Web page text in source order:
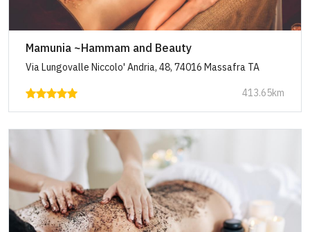
Mamunia ~Hammam and Beauty
Via Lungovalle Niccolo' Andria, 48, 74016 Massafra TA
413.65km